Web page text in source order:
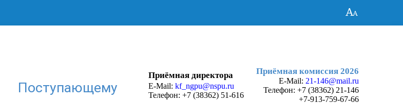
Поступающему
Приёмная директора
E-Mail: kf_ngpu@nspu.ru
Телефон: +7 (38362) 51-616
Приёмная комиссия 2026
E-Mail: 21-146@mail.ru
Телефон: +7 (38362) 21-146
+7-913-759-67-66